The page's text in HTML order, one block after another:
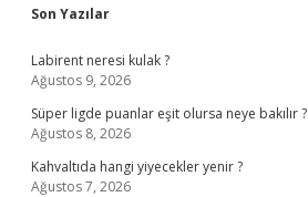
Sidebar
Son Yazılar
Labirent neresi kulak ?
Ağustos 9, 2026
Süper ligde puanlar eşit olursa neye bakılır ?
Ağustos 8, 2026
Kahvaltıda hangi yiyecekler yenir ?
Ağustos 7, 2026